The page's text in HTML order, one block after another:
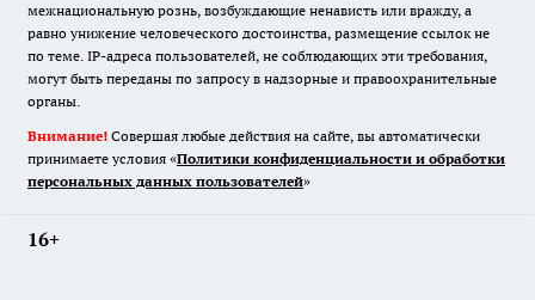
межнациональную рознь, возбуждающие ненависть или вражду, а
равно унижение человеческого достоинства, размещение ссылок не
по теме. IP-адреса пользователей, не соблюдающих эти требования,
могут быть переданы по запросу в надзорные и правоохранительные
органы.
Внимание! Совершая любые действия на сайте, вы автоматически
принимаете условия «Политики конфиденциальности и обработки
персональных данных пользователей»
16+